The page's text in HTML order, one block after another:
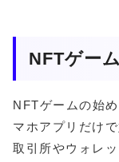
NFTゲー
NFTゲームの始
マホアプリだけ
取引所やウォレ